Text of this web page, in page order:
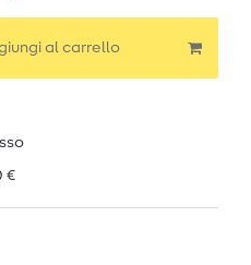
al carrello
€